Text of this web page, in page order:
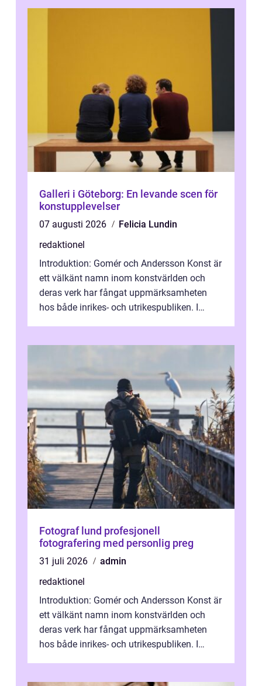
Galleri i Göteborg: En levande scen för
konstupplevelser
07 augusti 2026
Felicia Lundin
redaktionel
Introduktion: Gomér och Andersson Konst är
ett välkänt namn inom konstvärlden och
deras verk har fångat uppmärksamheten
hos både inrikes- och utrikespubliken. I
Fotograf lund profesjonell
fotografering med personlig preg
31 juli 2026
admin
redaktionel
Introduktion: Gomér och Andersson Konst är
ett välkänt namn inom konstvärlden och
deras verk har fångat uppmärksamheten
hos både inrikes- och utrikespubliken. I